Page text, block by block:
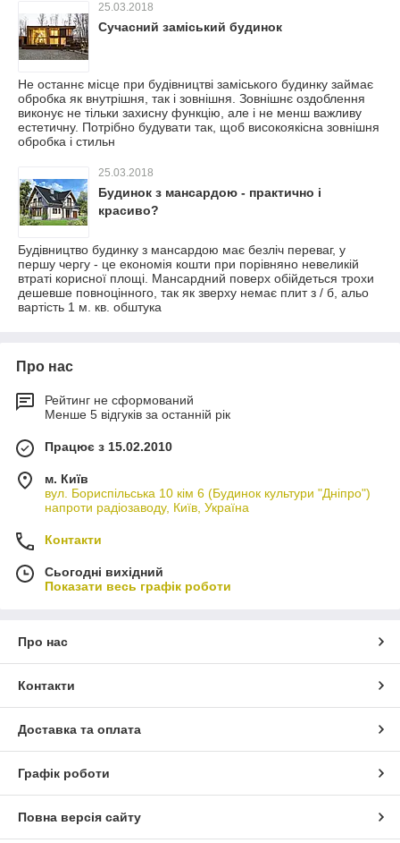
25.03.2018
Сучасний заміський будинок
Не останнє місце при будівництві заміського будинку займає
обробка як внутрішня, так і зовнішня. Зовнішнє оздоблення
виконує не тільки захисну функцію, але і не менш важливу
естетичну. Потрібно будувати так, щоб високоякісна зовнішня
обробка і стильн
25.03.2018
Будинок з мансардою - практично і
красиво?
Будівництво будинку з мансардою має безліч переваг, у
першу чергу - це економія кошти при порівняно невеликій
втраті корисної площі. Мансардний поверх обійдеться трохи
дешевше повноцінного, так як зверху немає плит з / б, альо
вартість 1 м. кв. обштука
Про нас
Рейтинг не сформований
Менше 5 відгуків за останній рік
Працює з 15.02.2010
м. Київ
вул. Бориспільська 10 кім 6 (Будинок культури "Дніпро")
напроти радіозаводу, Київ, Україна
Контакти
Сьогодні вихідний
Показати весь графік роботи
Про нас
Контакти
Доставка та оплата
Графік роботи
Повна версія сайту